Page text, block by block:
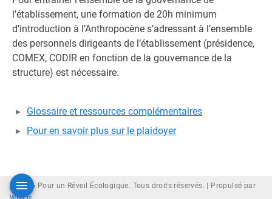
l’établissement, une formation de 20h minimum
d’introduction à l’Anthropocène s’adressant à l’ensemble
des personnels dirigeants de l’établissement (présidence,
COMEX, CODIR en fonction de la gouvernance de la
structure) est nécessaire.
Glossaire et ressources complémentaires
Pour en savoir plus sur le plaidoyer
© 2026 Pour un Réveil Écologique. Tous droits réservés. |
Propulsé par